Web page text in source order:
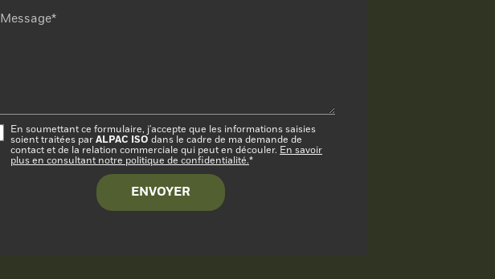
Message*
En soumettant ce formulaire, j'accepte que les informations saisies
soient traitées par ALPAC ISO dans le cadre de ma demande de
contact et de la relation commerciale qui peut en découler. En savoir
plus en consultant notre politique de confidentialité.*